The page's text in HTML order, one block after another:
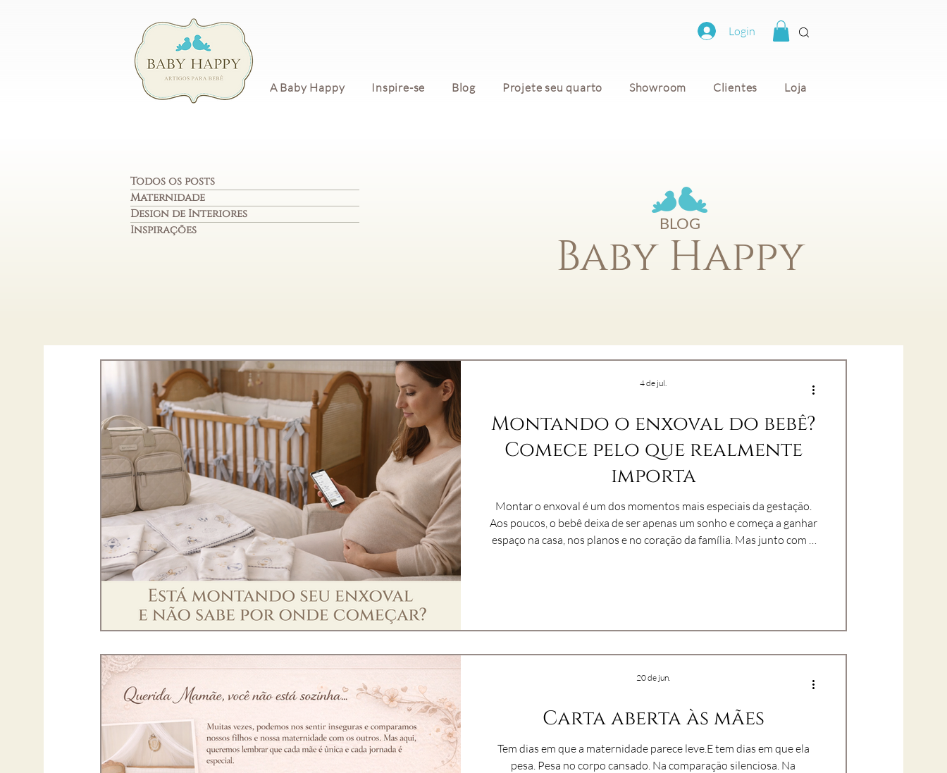
Login
A Baby Happy Inspire-se Blog Projete seu quarto Showroom Clientes Loja
Todos os posts
Maternidade
Design de Interiores
Inspirações
Baby Happy
BLOG
Montando o enxoval do bebê?
Comece pelo que realmente
importa
Montar o enxoval é um dos momentos mais especiais da gestação.
Aos poucos, o bebê deixa de ser apenas um sonho e começa a ganhar
espaço na casa, nos planos e no coração da família. Mas junto com a
4 de jul.
Carta aberta às mães
Tem dias em que a maternidade parece leve.E tem dias em que ela
pesa. Pesa no corpo cansado. Na comparação silenciosa. Na
20 de jun.